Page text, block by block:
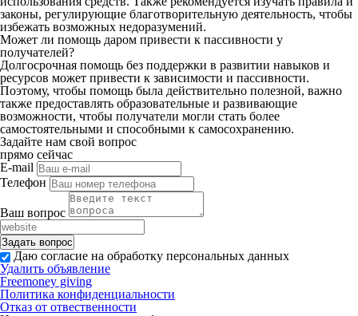
законы, регулирующие благотворительную деятельность, чтобы
избежать возможных недоразумений.
Может ли помощь даром привести к пассивности у
получателей?
Долгосрочная помощь без поддержки в развитии навыков и
ресурсов может привести к зависимости и пассивности.
Поэтому, чтобы помощь была действительно полезной, важно
также предоставлять образовательные и развивающие
возможности, чтобы получатели могли стать более
самостоятельными и способными к самосохранению.
Задайте нам свой вопрос
прямо сейчас
E-mail
Телефон
Ваш вопрос
Даю согласие на обработку персональных данных
Удалить объявление
Freemoney giving
Политика конфиденциальности
Отказ от отвественности